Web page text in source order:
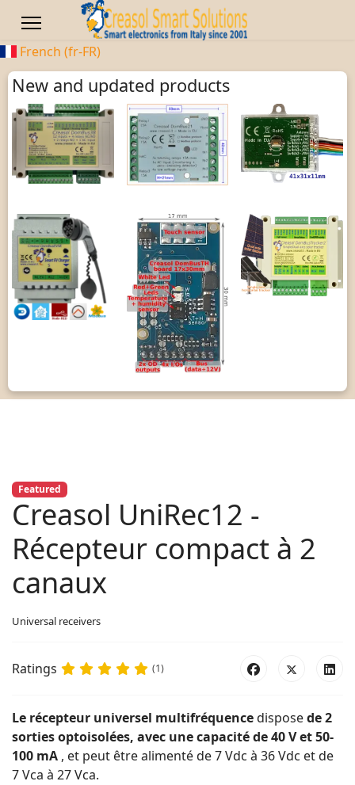
French (fr-FR)
New and updated products
Featured
Creasol UniRec12 -
Récepteur compact à 2
canaux
Universal receivers
Ratings (1)
Le récepteur universel multifréquencedisposede 2
sorties optoisolées, avec une capacité de 40 V et 50-
100 mA , et peut être alimenté de 7 Vdc à 36 Vdc et de
7 Vca à 27 Vca.